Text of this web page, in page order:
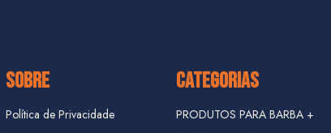
SOBRE
Política de Privacidade
CATEGORIAS
PRODUTOS PARA BARBA +